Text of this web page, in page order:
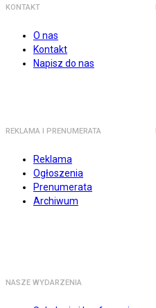
KONTAKT
O nas
Kontakt
Napisz do nas
REKLAMA I PRENUMERATA
Reklama
Ogłoszenia
Prenumerata
Archiwum
NASZE WYDARZENIA